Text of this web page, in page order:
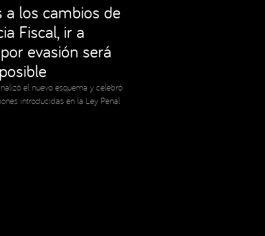
a los cambios de
Fiscal, ir a
evasión será
el nuevo esquema y celebró
introducidas en la Ley Penal